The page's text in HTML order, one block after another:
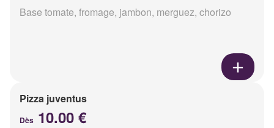
Base tomate, fromage, jambon, merguez, chorizo
Pizza juventus
Dès 10.00 €